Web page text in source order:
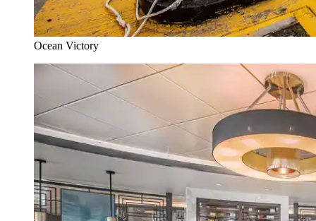
Ocean Victory